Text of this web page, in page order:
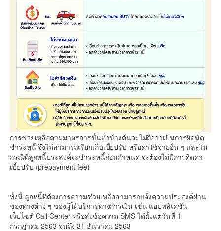
การช่วยเหลือตามมาตรการขั้นต่ำข้างต้นจะไม่ถือว่าเป็นการผิดนัด
ชำระหนี้ จึงไม่สามารถเรียกเก็บเบี้ยปรับ หรือค่าใช้จ่ายอื่น ๆ และใน
กรณีที่ลูกหนี้ประสงค์จะชำระหนี้ก่อนกำหนด จะต้องไม่มีการคิดค่า
เบี้ยปรับ (prepayment fee)
ทั้งนี้ ลูกหนี้ที่ต้องการความช่วยเหลือสามารถแจ้งความประสงค์ผ่าน
ช่องทางต่าง ๆ ของผู้ให้บริการทางการเงิน เช่น แอปพลิเคชัน
เว็บไซต์ Call Center หรือส่งข้อความ SMS ได้ตั้งแต่วันที่ 1
กรกฎาคม 2563 จนถึง 31 ธันวาคม 2563